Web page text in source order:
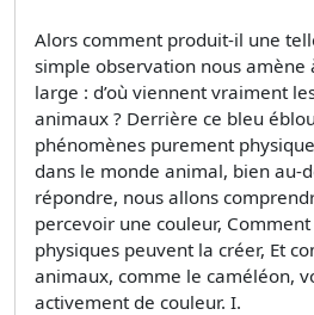
Alors comment produit-il une
simple observation nous amène
large : d’où viennent vraiment
animaux ? Derrière ce bleu
phénomènes purement
dans le monde animal, bien au-
répondre, nous allons
percevoir une couleur,
physiques peuvent la créer, Et
animaux, comme le caméléon,
activement de couleur. I.